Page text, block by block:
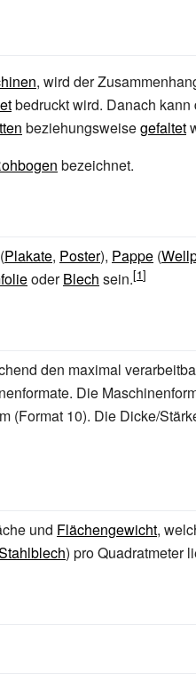
, wird der
bedruckt wird. Danach kann
beziehungsweisegefaltet
bezeichnet.
(Plakate, Poster), Pappe (
oderBlech sein.
den maximal
Die
(Format 10). Die Dicke/
und Flächengewicht,
) pro Quadratmeter